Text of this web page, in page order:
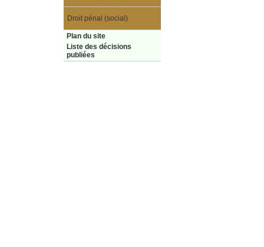
Droit pénal (social)
Plan du site
Liste des décisions
publiées